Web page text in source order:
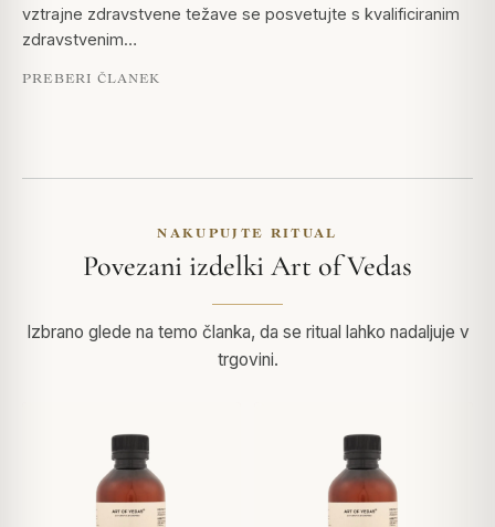
vztrajne zdravstvene težave se posvetujte s kvalificiranim
zdravstvenim…
PREBERI ČLANEK
NAKUPUJTE RITUAL
Povezani izdelki Art of Vedas
Izbrano glede na temo članka, da se ritual lahko nadaljuje v
trgovini.